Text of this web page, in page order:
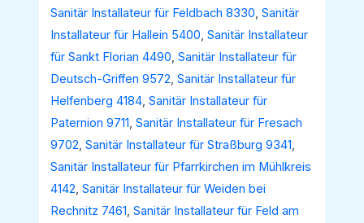
Sanitär Installateur für Feldbach 8330,Sanitär
Installateur für Hallein 5400,Sanitär Installateur
für Sankt Florian 4490,Sanitär Installateur für
Deutsch-Griffen 9572,Sanitär Installateur für
Helfenberg 4184,Sanitär Installateur für
Paternion 9711,Sanitär Installateur für Fresach
9702,Sanitär Installateur für Straßburg 9341,
Sanitär Installateur für Pfarrkirchen im Mühlkreis
4142,Sanitär Installateur für Weiden bei
Rechnitz 7461,Sanitär Installateur für Feld am